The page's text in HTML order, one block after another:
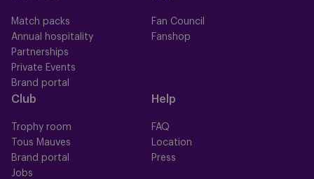
Match packs
Annual hospitality
Partnerships
Private Events
Brand portal
Fan Council
Fanshop
Club
Trophy room
Tous Mauves
Brand portal
Jobs
Help
FAQ
Location
Press